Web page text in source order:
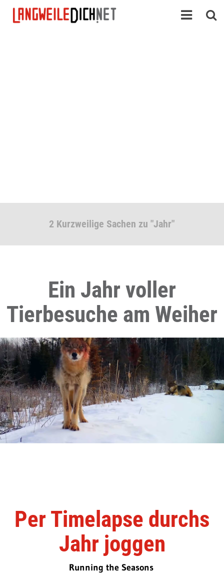
2 Kurzweilige Sachen zu "Jahr"
Ein Jahr voller
Tierbesuche am Weiher
Per Timelapse durchs
Jahr joggen
Running the Seasons